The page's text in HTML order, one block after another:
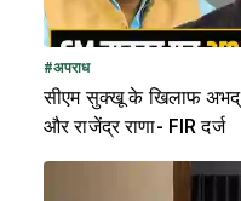
#अपराध
सीएम सुक्खू के खिलाफ अभद्र
और राजेंद्र राणा- FIR दर्ज